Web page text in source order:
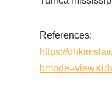
References:
https://